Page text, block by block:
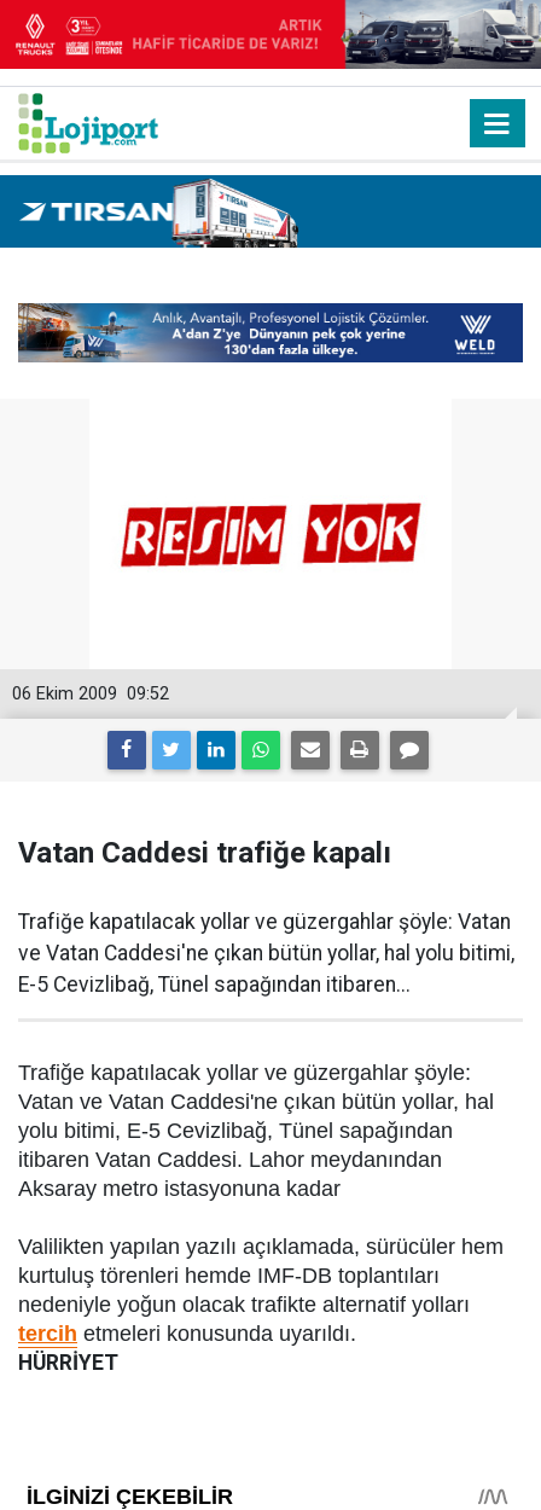
09:52
06 Ekim 2009
Vatan Caddesi trafiğe kapalı
Trafiğe kapatılacak yollar ve güzergahlar şöyle: Vatan
ve Vatan Caddesi'ne çıkan bütün yollar, hal yolu bitimi,
E-5 Cevizlibağ, Tünel sapağından itibaren...
Trafiğe kapatılacak yollar ve güzergahlar şöyle:
Vatan ve Vatan Caddesi'ne çıkan bütün yollar, hal
yolu bitimi, E-5 Cevizlibağ, Tünel sapağından
itibaren Vatan Caddesi. Lahor meydanından
Aksaray metro istasyonuna kadar
Valilikten yapılan yazılı açıklamada, sürücüler hem
kurtuluş törenleri hemde IMF-DB toplantıları
nedeniyle yoğun olacak trafikte alternatif yolları
tercih etmeleri konusunda uyarıldı.
HÜRRİYET